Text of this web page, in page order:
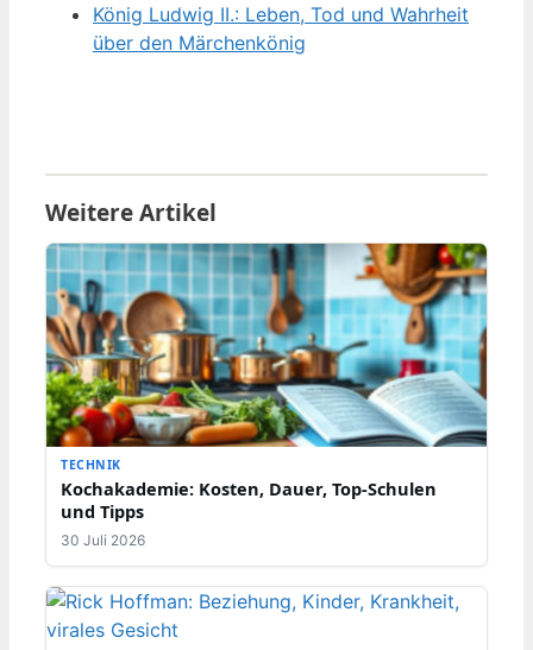
König Ludwig II.: Leben, Tod und Wahrheit
über den Märchenkönig
Weitere Artikel
TECHNIK
Kochakademie: Kosten, Dauer, Top-Schulen
und Tipps
30 Juli 2026